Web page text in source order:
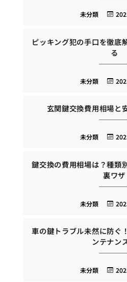
未分類
ピッキング犯の手口を徹底
る
未分類
玄関鍵交換費用相場と
未分類
鍵交換の費用相場は？種類
裏ワザ
未分類
車の鍵トラブル未然に防ぐ
ンテナン
未分類